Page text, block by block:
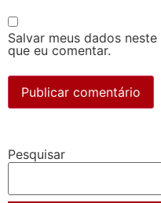
Salvar meus dados
que eu comentar.
Pesquisar